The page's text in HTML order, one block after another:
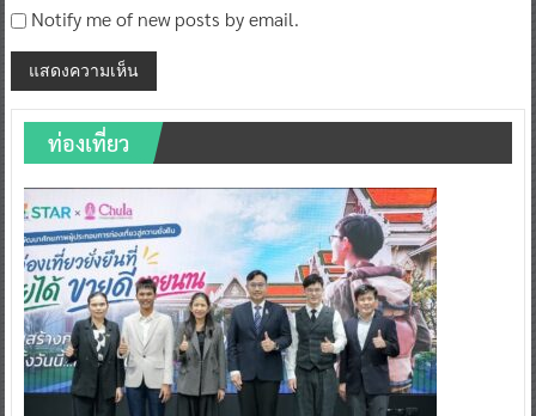
Notify me of new posts by email.
ท่องเที่ยว